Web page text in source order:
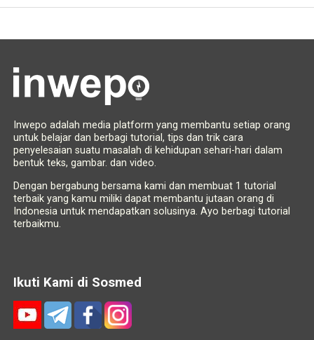
Inwepo adalah media platform yang membantu setiap orang
untuk belajar dan berbagi tutorial, tips dan trik cara
penyelesaian suatu masalah di kehidupan sehari-hari dalam
bentuk teks, gambar. dan video.
Dengan bergabung bersama kami dan membuat 1 tutorial
terbaik yang kamu miliki dapat membantu jutaan orang di
Indonesia untuk mendapatkan solusinya. Ayo berbagi tutorial
terbaikmu.
Ikuti Kami di Sosmed